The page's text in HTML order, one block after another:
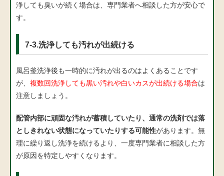
浄しても臭いが続く場合は、専門業者へ相談した方が安心で
す。
7-3.洗浄しても汚れが出続ける
風呂釜洗浄後も一時的に汚れが出るのはよくあることです
が、 複数回洗浄しても黒い汚れや白いカスが出続ける場合は
注意しましょう。
配管内部に頑固な汚れが蓄積していたり、通常の洗剤では落
としきれない状態になっていたりする可能性があります。無
理に繰り返し洗浄を続けるより、一度専門業者に相談した方
が原因を特定しやすくなります。